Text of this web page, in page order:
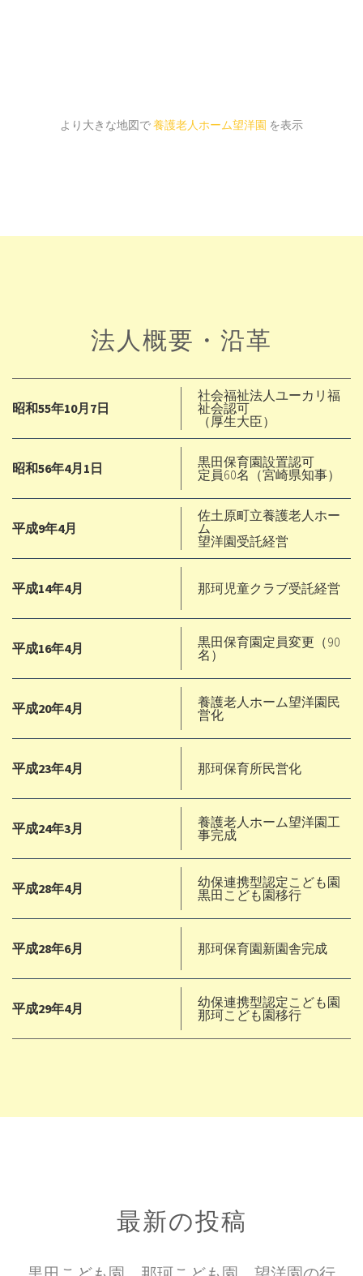
より大きな地図で養護老人ホーム望洋園 を表示
法人概要・沿革
昭和55年10月7日
社会福祉法人ユーカリ福
祉会認可
（厚生大臣）
昭和56年4月1日
黒田保育園設置認可
定員60名（宮崎県知事）
平成9年4月
佐土原町立養護老人ホー
ム
望洋園受託経営
平成14年4月 那珂児童クラブ受託経営
平成16年4月
黒田保育園定員変更（90
名）
平成20年4月
養護老人ホーム望洋園民
営化
平成23年4月 那珂保育所民営化
平成24年3月
養護老人ホーム望洋園工
事完成
平成28年4月
幼保連携型認定こども園
黒田こども園移行
平成28年6月 那珂保育園新園舎完成
平成29年4月
幼保連携型認定こども園
那珂こども園移行
最新の投稿